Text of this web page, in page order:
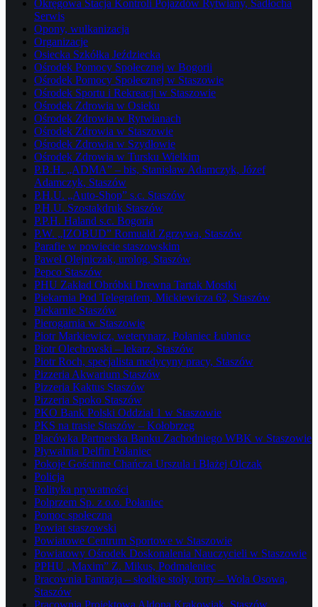
Okręgowa Stacja Kontroli Pojazdów Rytwiany, Sadłocha
Serwis
Opony, wulkanizacja
Organizacje
Osiecka Szkółka Jeździecka
Ośrodek Pomocy Społecznej w Bogorii
Ośrodek Pomocy Społecznej w Staszowie
Ośrodek Sportu i Rekreacji w Staszowie
Ośrodek Zdrowia w Osieku
Ośrodek Zdrowia w Rytwianach
Ośrodek Zdrowia w Staszowie
Ośrodek Zdrowia w Szydłowie
Ośrodek Zdrowia w Tursku Wielkim
P.B.H. „ADMA” – bis, Stanisław Adamczyk, Józef
Adamczyk, Staszów
P.H.U. „Auto-Shop” s.c. Staszów
P.H.U. Szostakdruk Staszów
P.P.H. Haland s.c. Bogoria
P.W. „IZOBUD” Romuald Zgrzywa, Staszów
Parafie w powiecie staszowskim
Paweł Olejniczak, urolog, Staszów
Pepco Staszów
PHU Zakład Obróbki Drewna Tartak Mostki
Piekarnia Pod Telegrafem, Mickiewicza 62, Staszów
Piekarnie Staszów
Pierogarnia w Staszowie
Piotr Markiewicz, weterynarz, Połaniec Łubnice
Piotr Olechowski – lekarz, Staszów
Piotr Roch, specjalista medycyny pracy, Staszów
Pizzeria Akwarium Staszów
Pizzeria Kaktus Staszów
Pizzeria Spoko Staszów
PKO Bank Polski Oddział 1 w Staszowie
PKS na trasie Staszów – Kołobrzeg
Placówka Partnerska Banku Zachodniego WBK w Staszowie
Pływalnia Delfin Połaniec
Pokoje Gościnne Chańcza Urszula i Błażej Olczak
Policja
Polityka prywatności
Polprzem Sp. z o.o. Połaniec
Pomoc społeczna
Powiat staszowski
Powiatowe Centrum Sportowe w Staszowie
Powiatowy Ośrodek Doskonalenia Nauczycieli w Staszowie
PPHU „Maxim” Z. Mikus, Podmaleniec
Pracownia Fantazja – słodkie stoły, torty – Wola Osowa,
Staszów
Pracownia Projektowa Aldona Krakowiak, Staszów